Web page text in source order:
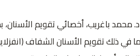
باغريب، أخصائي تقويم الأسنان،
بما في ذلك تقويم الأسنان الشفاف